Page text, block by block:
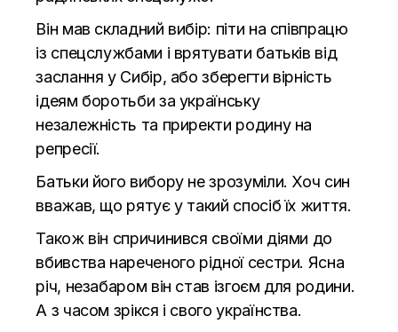
Він мав складний вибір: піти на співпрацю
із спецслужбами і врятувати батьків від
заслання у Сибір, або зберегти вірність
ідеям боротьби за українську
незалежність та приректи родину на
репресії.
Батьки його вибору не зрозуміли. Хоч син
вважав, що рятує у такий спосіб їх життя.
Також він спричинився своїми діями до
вбивства нареченого рідної сестри. Ясна
річ, незабаром він став ізгоєм для родини.
А з часом зрікся і свого українства.